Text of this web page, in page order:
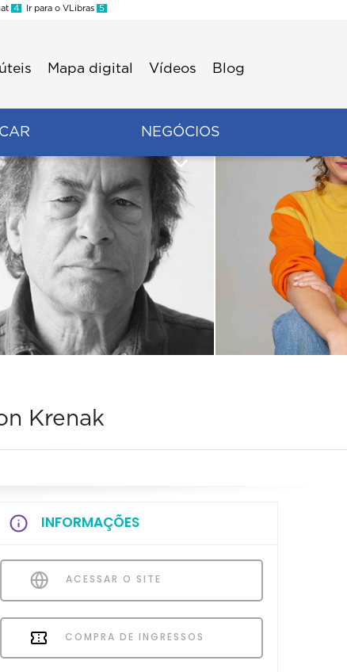
4 Ir para o VLibras 5
Mapa digital Vídeos Blog
NEGÓCIOS
Krenak
INFORMAÇÕES
ACESSAR O SITE
COMPRA DE INGRESSOS